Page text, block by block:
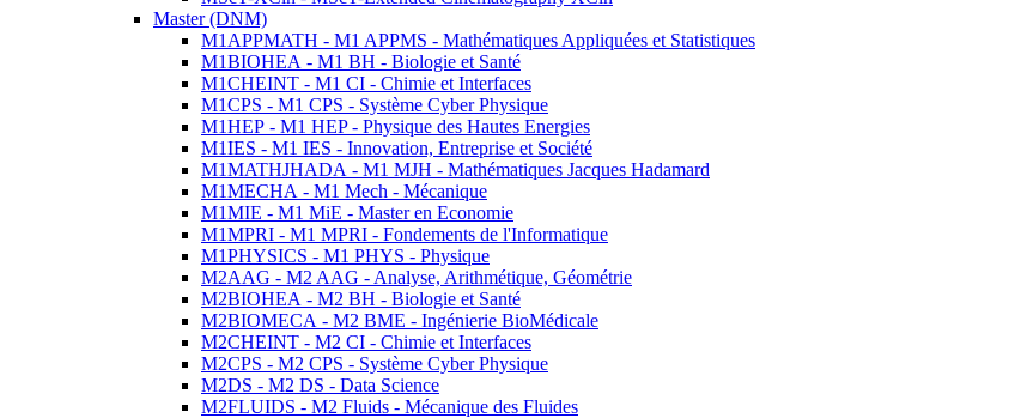
Master (DNM)
M1APPMATH - M1 APPMS - Mathématiques Appliquées et Statistiques
M1BIOHEA - M1 BH - Biologie et Santé
M1CHEINT - M1 CI - Chimie et Interfaces
M1CPS - M1 CPS - Système Cyber Physique
M1HEP - M1 HEP - Physique des Hautes Energies
M1IES - M1 IES - Innovation, Entreprise et Société
M1MATHJHADA - M1 MJH - Mathématiques Jacques Hadamard
M1MECHA - M1 Mech - Mécanique
M1MIE - M1 MiE - Master en Economie
M1MPRI - M1 MPRI - Fondements de l'Informatique
M1PHYSICS - M1 PHYS - Physique
M2AAG - M2 AAG - Analyse, Arithmétique, Géométrie
M2BIOHEA - M2 BH - Biologie et Santé
M2BIOMECA - M2 BME - Ingénierie BioMédicale
M2CHEINT - M2 CI - Chimie et Interfaces
M2CPS - M2 CPS - Système Cyber Physique
M2DS - M2 DS - Data Science
M2FLUIDS - M2 Fluids - Mécanique des Fluides